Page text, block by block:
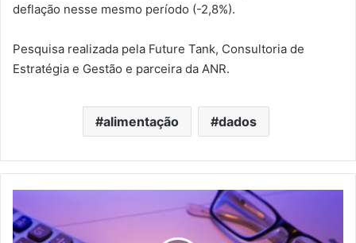
deflação nesse mesmo período (-2,8%).
Pesquisa realizada pela Future Tank, Consultoria de
Estratégia e Gestão e parceira da ANR.
alimentação dados
Registra
12